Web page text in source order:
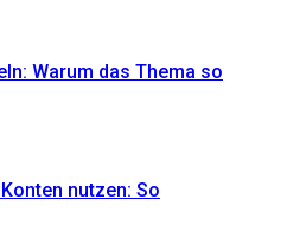
Warum das Thema so
nutzen: So